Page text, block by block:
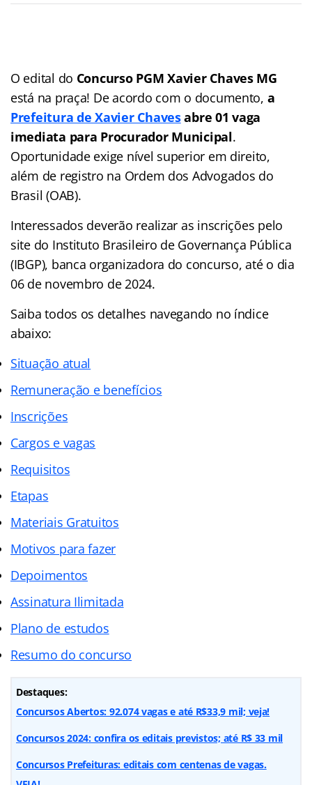
O edital do Concurso PGM Xavier Chaves MG
está na praça! De acordo com o documento, a
Prefeitura de Xavier Chavesabre 01 vaga
imediata para Procurador Municipal.
Oportunidade exige nível superior em direito,
além de registro na Ordem dos Advogados do
Brasil (OAB).
Interessados deverão realizar as inscrições pelo
site do Instituto Brasileiro de Governança Pública
(IBGP), banca organizadora do concurso, até o dia
06 de novembro de 2024.
Saiba todos os detalhes navegando no índice
abaixo:
Situação atual
Remuneração e benefícios
Inscrições
Cargos e vagas
Requisitos
Etapas
Materiais Gratuitos
Motivos para fazer
Depoimentos
Assinatura Ilimitada
Plano de estudos
Resumo do concurso
Destaques:
Concursos Abertos: 92.074 vagas e até R$33,9 mil; veja!
Concursos 2024: confira os editais previstos; até R$ 33 mil
Concursos Prefeituras: editais com centenas de vagas.